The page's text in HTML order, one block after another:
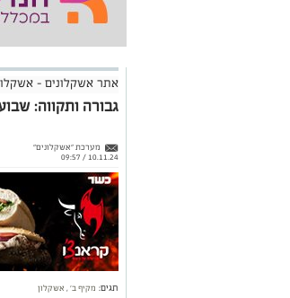
אתר אשקלונים -
גבורה ותקווה:
מערכת "אשקלונים"
10.11.24 / 09:57
תגים: מקיף ב', אשקלון